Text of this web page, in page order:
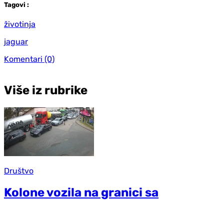
Tagovi :
životinja
jaguar
Komentari (0)
Više iz rubrike
Društvo
Kolone vozila na granici sa